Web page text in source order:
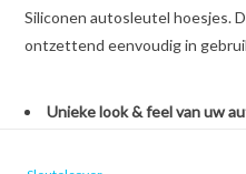
Siliconen autosleutel hoesjes.
ontzettend eenvoudig in
Unieke look & feel van uw
Beschermt bij vallen en